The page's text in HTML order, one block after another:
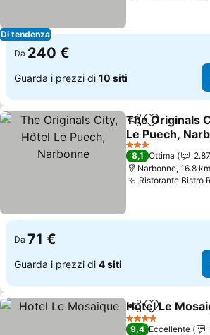
Di tendenza
Da 240 €
Guarda i prezzi di 10 siti
CondividiAggiungi
The Originals
Le Puech,
3 Stelle
8,1 Ottima
Narbonne, 16.8
Ristorante Bistro
Da 71 €
Guarda i prezzi di 4 siti
CondividiAggiungi
Hotel Le
4 Stelle
9,4 Eccellente